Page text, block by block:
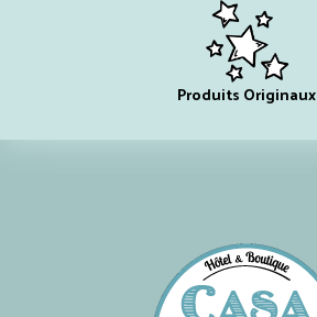
Produits Originaux